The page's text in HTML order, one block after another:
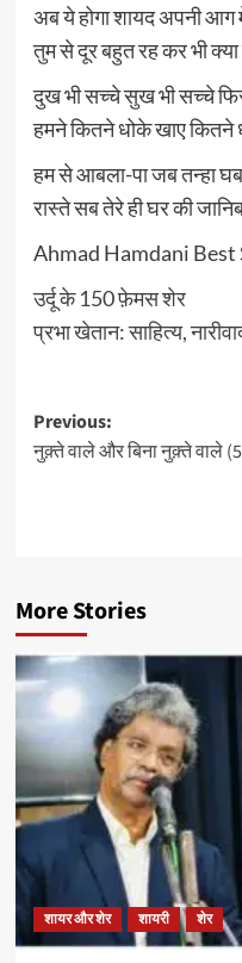
अब ये होगा शायद अपनी
तुम से दूर बहुत रह कर भी क्या
दुख भी सच्चे सुख भी सच्चे फिर
हमने कितने धोके खाए कितने
हम से आबला-पा जब तन्हा
रास्ते सब तेरे ही घर की
Ahmad Hamdani Best
उर्दू के 150 फ़ेमस शेर
प्रभा खेतान: साहित्य,
Post
navigation
Previous:
नुक़्ते वाले और बिना नुक़्ते वाले
More Stories
शायर और शेर शायरी शेर